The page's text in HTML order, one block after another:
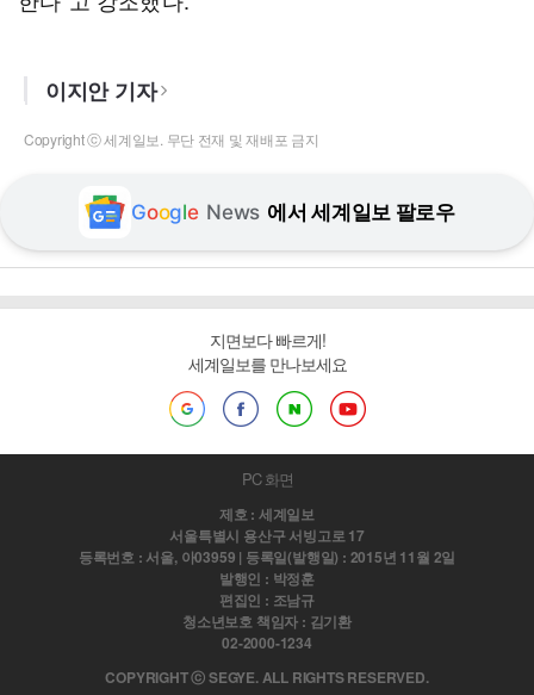
이지안 기자
Copyright ⓒ 세계일보. 무단 전재 및 재배포 금지
Google News 에서 세계일보 팔로우
지면보다 빠르게!
세계일보를 만나보세요
PC 화면
제호 : 세계일보
서울특별시 용산구 서빙고로 17
등록번호 : 서울, 아03959 | 등록일(발행일) : 2015년 11월 2일
발행인 : 박정훈
편집인 : 조남규
청소년보호 책임자 : 김기환
02-2000-1234
COPYRIGHT ⓒ SEGYE. ALL RIGHTS RESERVED.